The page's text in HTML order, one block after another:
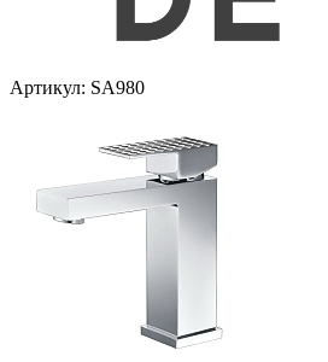
Артикул: SA980